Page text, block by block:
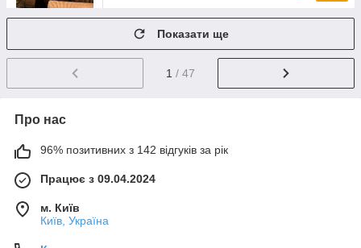
Показати ще
1 / 47
Про нас
96% позитивних з 142 відгуків за рік
Працює з 09.04.2024
м. Київ
Київ, Україна